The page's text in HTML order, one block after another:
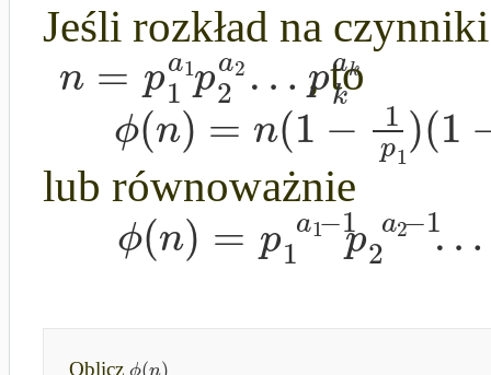
Jeśli rozkład na
n = pa1
1 pa2
2 … pak
k
, to
ϕ(n) = n(1 − 1
p1)(1
lub równoważnie
ϕ(n) = p a1−1
1 p a2−1
2 …
Oblicz